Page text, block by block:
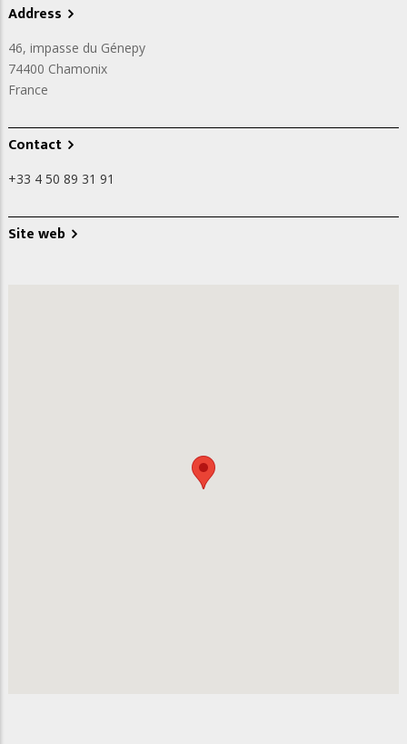
Address
46, impasse du Génepy
74400 Chamonix
France
Contact
+33 4 50 89 31 91
Site web